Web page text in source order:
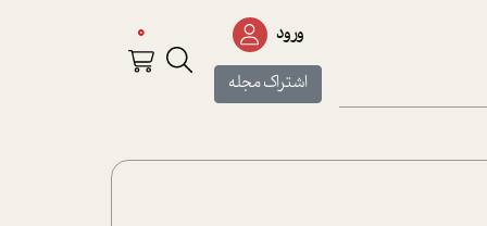
ورود
اشتراک مجله
0